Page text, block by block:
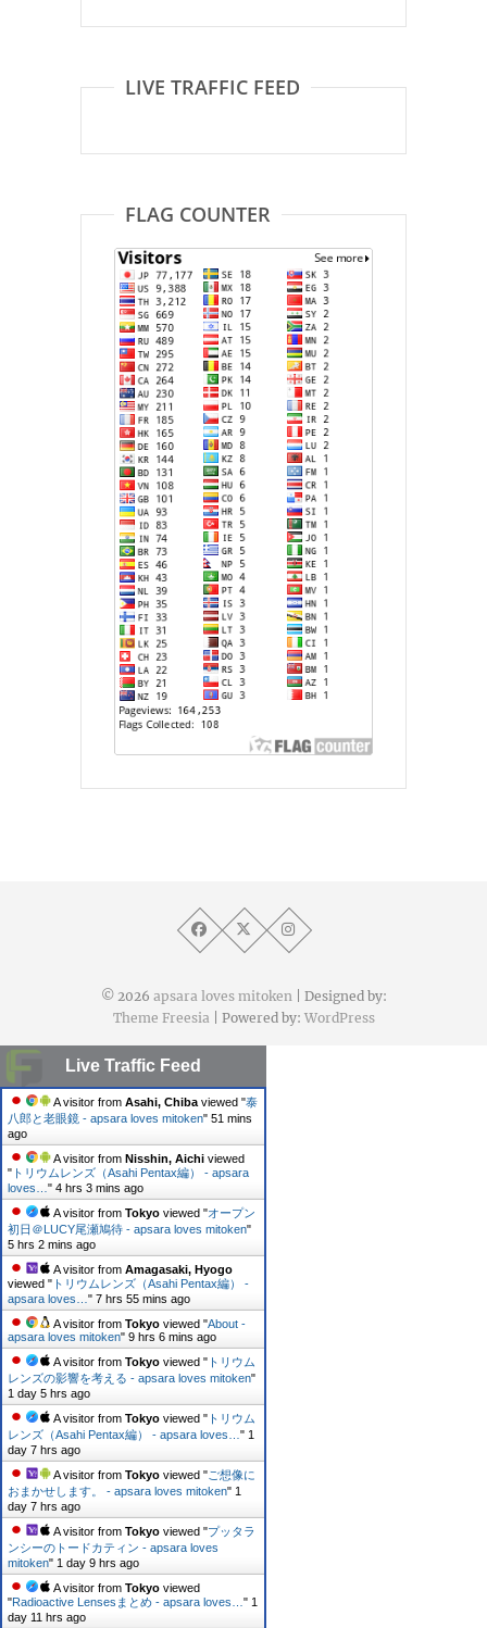
LIVE TRAFFIC FEED
FLAG COUNTER
© 2026 apsara loves mitoken | Designed by:
Theme Freesia | Powered by: WordPress
Live Traffic Feed
A visitor from Asahi, Chiba viewed "泰
八郎と老眼鏡 - apsara loves mitoken" 51 mins
ago
A visitor from Nisshin, Aichi viewed
" トリウムレンズ（Asahi Pentax編） - apsara
loves… " 4 hrs 3 mins ago
A visitor from Tokyo viewed "オープン
初日＠LUCY尾瀬鳩待 - apsara loves mitoken"
5 hrs 2 mins ago
A visitor from Amagasaki, Hyogo
viewed " トリウムレンズ（Asahi Pentax編） -
apsara loves… " 7 hrs 55 mins ago
A visitor from Tokyo viewed "About -
apsara loves mitoken" 9 hrs 6 mins ago
A visitor from Tokyo viewed " トリウム
レンズの影響を考える - apsara loves mitoken"
1 day 5 hrs ago
A visitor from Tokyo viewed " トリウム
レンズ（Asahi Pentax編） - apsara loves… " 1
day 7 hrs ago
A visitor from Tokyo viewed "ご想像に
おまかせします。 - apsara loves mitoken" 1
day 7 hrs ago
A visitor from Tokyo viewed "プッタラ
ンシーのトードカティン - apsara loves
mitoken" 1 day 9 hrs ago
A visitor from Tokyo viewed
"Radioactive Lensesまとめ - apsara loves… " 1
day 11 hrs ago